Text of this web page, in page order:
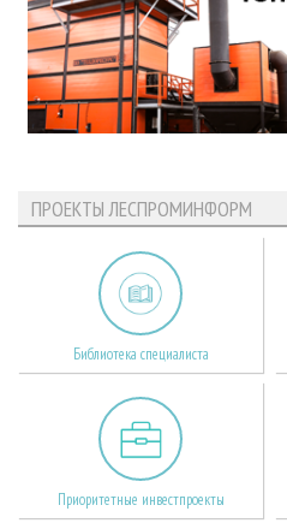
ПРОЕКТЫ ЛЕСПРОМИНФОРМ
Библиотека специалиста
Приоритетные инвестпроекты